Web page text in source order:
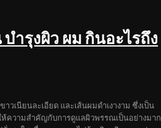
ำรุงผิว ผม กินอะไรถึง
เนียนละเอียด และเส้นผมดำเงางาม ซึ่งเป็น
ความสำคัญกับการดูแลผิวพรรณเป็นอย่างมาก